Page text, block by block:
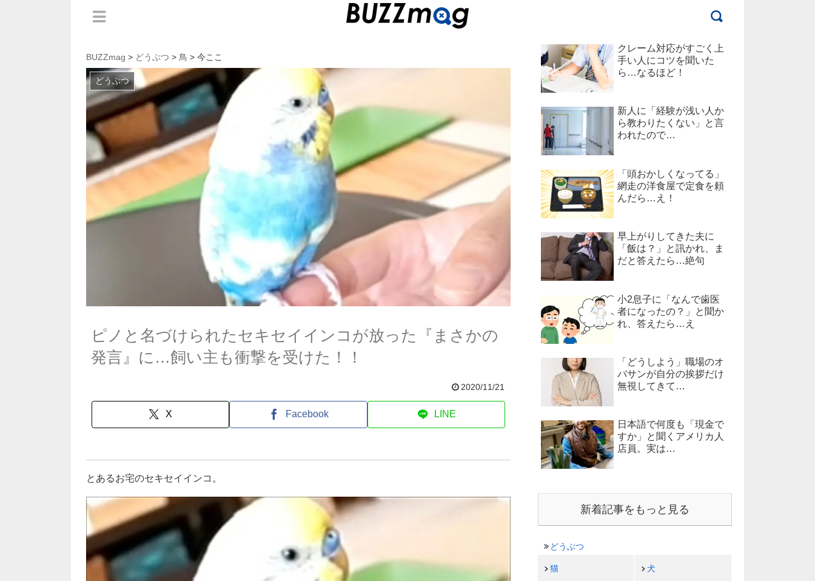
BUZZmag > どうぶつ > 鳥 > 今ここ
どうぶつ
ピノと名づけられたセキセイインコが放った『まさかの
発言』に…飼い主も衝撃を受けた！！
2020/11/21
X Facebook LINE
とあるお宅のセキセイインコ。
クレーム対応がすごく上
手い人にコツを聞いた
ら…なるほど！
新人に「経験が浅い人か
ら教わりたくない」と言
われたので…
「頭おかしくなってる」
網走の洋食屋で定食を頼
んだら…え！
早上がりしてきた夫に
「飯は？」と訊かれ、ま
だと答えたら…絶句
小2息子に「なんで歯医
者になったの？」と聞か
れ、答えたら…え
「どうしよう」職場のオ
バサンが自分の挨拶だけ
無視してきて…
日本語で何度も「現金で
すか」と聞くアメリカ人
店員。実は…
新着記事をもっと見る
どうぶつ
猫 犬